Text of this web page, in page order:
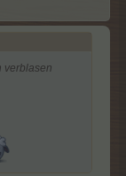
verblasen